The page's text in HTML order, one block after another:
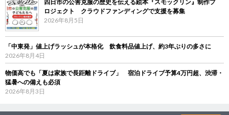
四日市の公害克服の歴史を伝える絵本『スモックリン』制作プ
ロジェクト クラウドファンディングで支援を募集
2026年8月5日
「中東発」値上げラッシュが本格化 飲食料品値上げ、約3年ぶりの多さに
2026年8月4日
物価高でも「夏は家族で長距離ドライブ」 宿泊ドライブ予算4万円超、渋滞・
猛暑への備えも必須
2026年8月3日